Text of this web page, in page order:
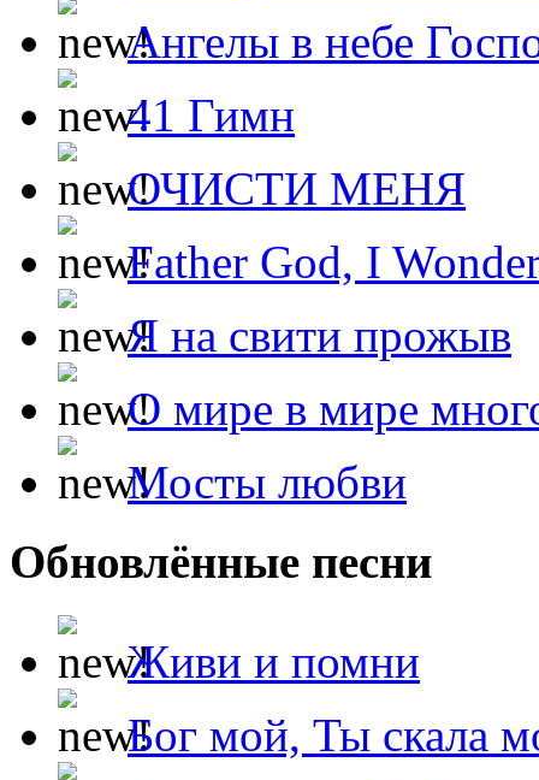
Ангелы в небе
41 Гимн
ОЧИСТИ МЕНЯ
Father God, I
Я на свити прожыв
О мире в мире
Мосты любви
Обновлённые песни
Живи и помни
Бог мой, Ты скала